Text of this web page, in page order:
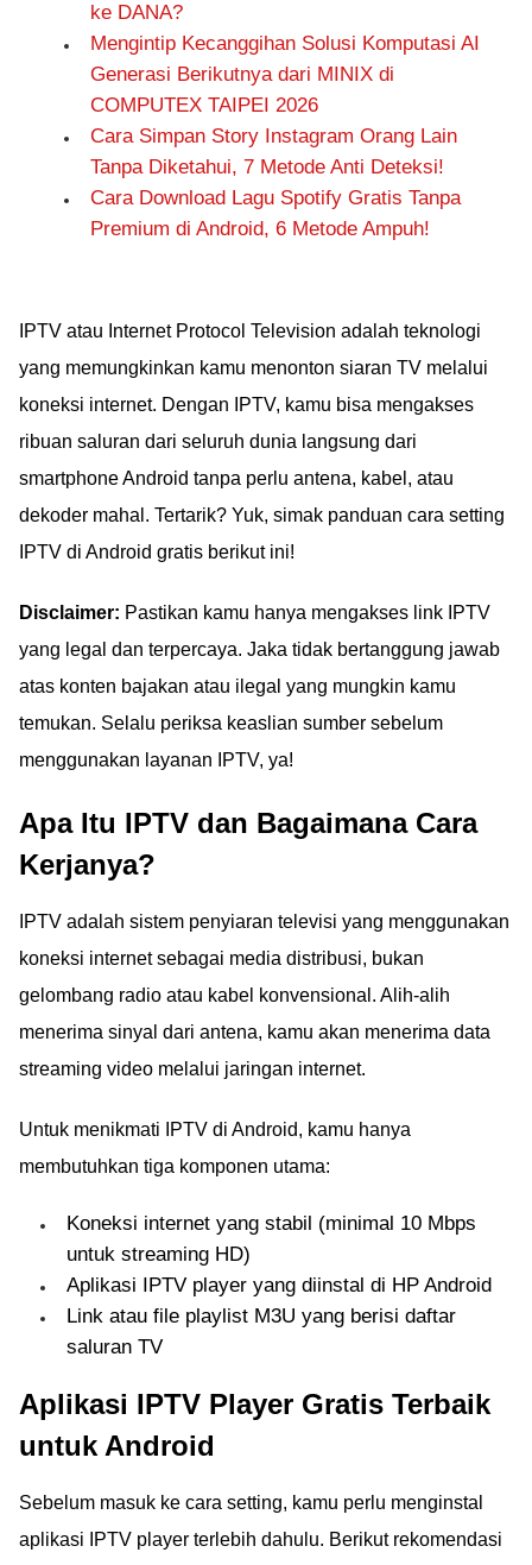
ke DANA?
Mengintip Kecanggihan Solusi Komputasi AI
Generasi Berikutnya dari MINIX di
COMPUTEX TAIPEI 2026
Cara Simpan Story Instagram Orang Lain
Tanpa Diketahui, 7 Metode Anti Deteksi!
Cara Download Lagu Spotify Gratis Tanpa
Premium di Android, 6 Metode Ampuh!
IPTV atau Internet Protocol Television adalah teknologi
yang memungkinkan kamu menonton siaran TV melalui
koneksi internet. Dengan IPTV, kamu bisa mengakses
ribuan saluran dari seluruh dunia langsung dari
smartphone Android tanpa perlu antena, kabel, atau
dekoder mahal. Tertarik? Yuk, simak panduan cara setting
IPTV di Android gratis berikut ini!
Disclaimer: Pastikan kamu hanya mengakses link IPTV
yang legal dan terpercaya. Jaka tidak bertanggung jawab
atas konten bajakan atau ilegal yang mungkin kamu
temukan. Selalu periksa keaslian sumber sebelum
menggunakan layanan IPTV, ya!
Apa Itu IPTV dan Bagaimana Cara
Kerjanya?
IPTV adalah sistem penyiaran televisi yang menggunakan
koneksi internet sebagai media distribusi, bukan
gelombang radio atau kabel konvensional. Alih-alih
menerima sinyal dari antena, kamu akan menerima data
streaming video melalui jaringan internet.
Untuk menikmati IPTV di Android, kamu hanya
membutuhkan tiga komponen utama:
Koneksi internet yang stabil (minimal 10 Mbps
untuk streaming HD)
Aplikasi IPTV player yang diinstal di HP Android
Link atau file playlist M3U yang berisi daftar
saluran TV
Aplikasi IPTV Player Gratis Terbaik
untuk Android
Sebelum masuk ke cara setting, kamu perlu menginstal
aplikasi IPTV player terlebih dahulu. Berikut rekomendasi